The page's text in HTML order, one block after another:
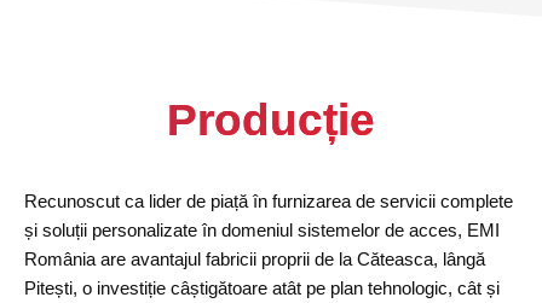
Producție
Recunoscut ca lider de piață în furnizarea de servicii complete
și soluții personalizate în domeniul sistemelor de acces, EMI
România are avantajul fabricii proprii de la Căteasca, lângă
Pitești, o investiție câștigătoare atât pe plan tehnologic, cât și